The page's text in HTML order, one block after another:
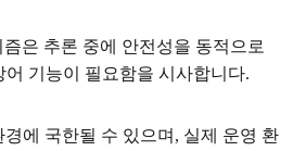
은 추론 중에 안전성을 동적으로
기능이 필요함을 시사합니다.
에 국한될 수 있으며, 실제 운영 환